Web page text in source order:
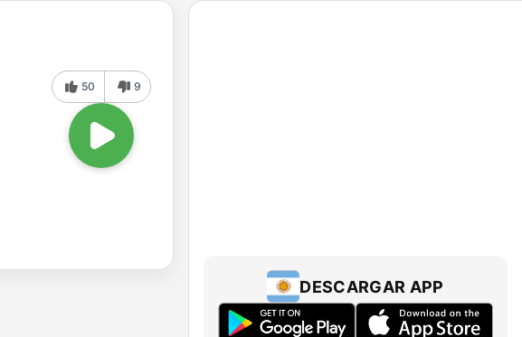
50 9
DESCARGAR APP